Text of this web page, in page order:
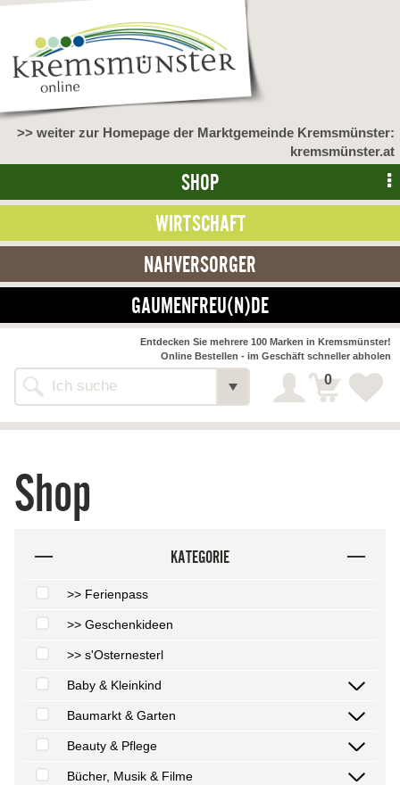
>> weiter zur Homepage der Marktgemeinde Kremsmünster:
kremsmünster.at
SHOP
WIRTSCHAFT
NAHVERSORGER
GAUMENFREU(N)DE
Shop
Entdecken Sie mehrere 100 Marken in Kremsmünster!
Online Bestellen - im Geschäft schneller abholen
0
Shop
KATEGORIE
>> Ferienpass
>> Geschenkideen
>> s'Osternesterl
Baby & Kleinkind
Baumarkt & Garten
Beauty & Pflege
Bücher, Musik & Filme